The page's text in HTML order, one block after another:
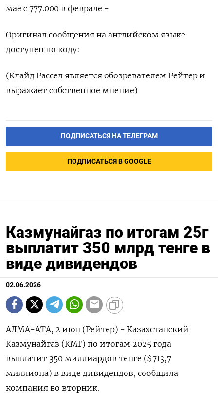
мае с 777.000 в феврале -
Оригинал сообщения ‌на английском языке
доступен по коду:
(Клайд Рассел является обозревателем Рейтер и
выражает собственное мнение)
ПОДПИСАТЬСЯ НА ТЕЛЕГРАМ
ПОДПИСАТЬСЯ В GOOGLE
Казмунайгаз по итогам 25г
выплатит 350 млрд тенге в
виде дивидендов
02.06.2026
АЛМА-АТА, 2 июн (Рейтер) - Казахстанский
Казмунайгаз (КМГ) по итогам 2025 года
выплатит ‌350 миллиардов тенге ($713,7
миллиона) в виде дивидендов, сообщила
компания во вторник.